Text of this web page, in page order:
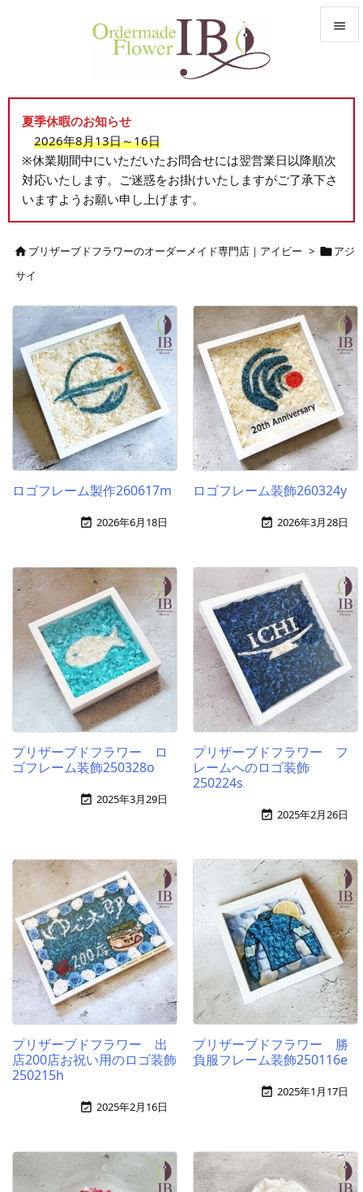


前へ

検索
夏季休暇のお知らせ
2026年8月13日～16日
※休業期間中にいただいたお問合せには翌営業日以降順次
対応いたします。ご迷惑をお掛けいたしますがご了承下さ
いますようお願い申し上げます。
ブリザーブドフラワーのオーダーメイド専門店｜アイビー > アジ
サイ
ロゴフレーム製作260617m
 2026年6月18日
ロゴフレーム装飾260324y
 2026年3月28日
プリザーブドフラワー ロ
ゴフレーム装飾250328o
 2025年3月29日
プリザーブドフラワー フ
レームへのロゴ装飾
250224s
 2025年2月26日
プリザーブドフラワー 出
店200店お祝い用のロゴ装飾
250215h
 2025年2月16日
プリザーブドフラワー 勝
負服フレーム装飾250116e
 2025年1月17日